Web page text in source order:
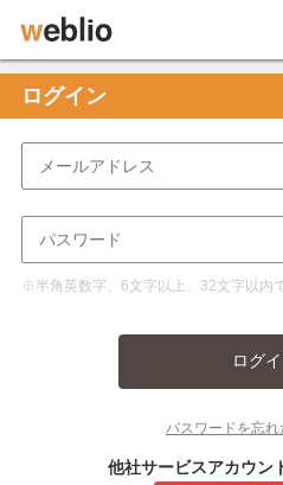
ログイン
※半角英数字、6文字以上、32文字以内
ログ
パスワードを忘れ
他社サービスアカウン